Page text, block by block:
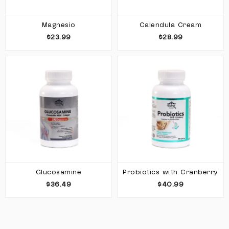
Magnesio
$23.99
Calendula Cream
$28.99
Glucosamine
$36.49
Probiotics with Cranberry
$40.99